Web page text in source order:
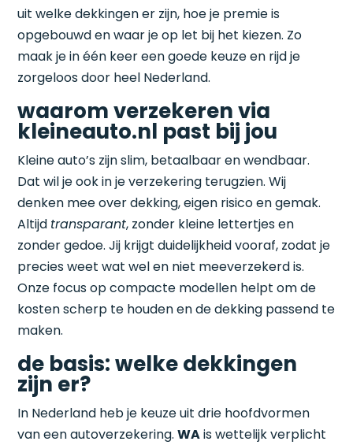
uit welke dekkingen er zijn, hoe je premie is
opgebouwd en waar je op let bij het kiezen. Zo
maak je in één keer een goede keuze en rijd je
zorgeloos door heel Nederland.
waarom verzekeren via
kleineauto.nl past bij jou
Kleine auto’s zijn slim, betaalbaar en wendbaar.
Dat wil je ook in je verzekering terugzien. Wij
denken mee over dekking, eigen risico en gemak.
Altijd transparant, zonder kleine lettertjes en
zonder gedoe. Jij krijgt duidelijkheid vooraf, zodat je
precies weet wat wel en niet meeverzekerd is.
Onze focus op compacte modellen helpt om de
kosten scherp te houden en de dekking passend te
maken.
de basis: welke dekkingen
zijn er?
In Nederland heb je keuze uit drie hoofdvormen
van een autoverzekering.WAis wettelijk verplicht